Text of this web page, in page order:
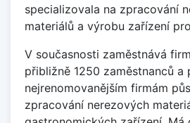
specializovala na zpracování
materiálů a výrobu zařízení
V současnosti zaměstnává
přibližně 1250 zaměstnanců a
nejrenomovanějším firmám
zpracování nerezových